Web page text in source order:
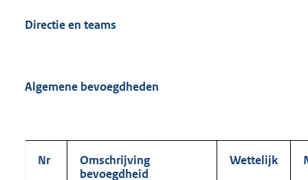
Directie en teams
Algemene bevoegdheden
Nr
Omschrijving
bevoegdheid
Wettelijk